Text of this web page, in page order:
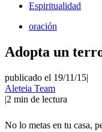
Espiritualidad
oración
Adopta un
publicado el 19/11/15|
Aleteia Team
|2 min de lectura
No lo metas en tu casa,